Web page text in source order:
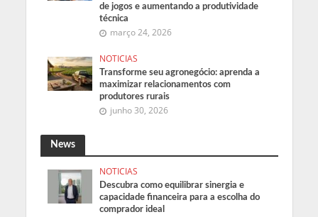
de jogos e aumentando a produtividade
técnica
março 24, 2026
NOTICIAS
Transforme seu agronegócio: aprenda a
maximizar relacionamentos com
produtores rurais
junho 30, 2026
News
NOTICIAS
Descubra como equilibrar sinergia e
capacidade financeira para a escolha do
comprador ideal